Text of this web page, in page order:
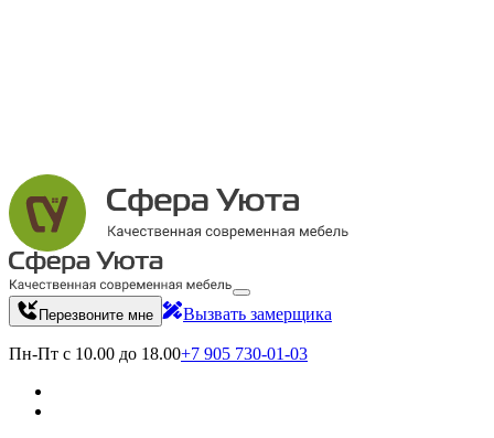
Перезвоните мне Вызвать замерщика
Пн-Пт с 10.00 до 18.00+7 905 730-01-03